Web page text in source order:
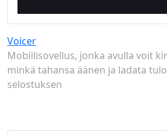
Voicer
Mobiilisovellus, jonka avulla voit
minkä tahansa äänen ja ladata
selostuksen